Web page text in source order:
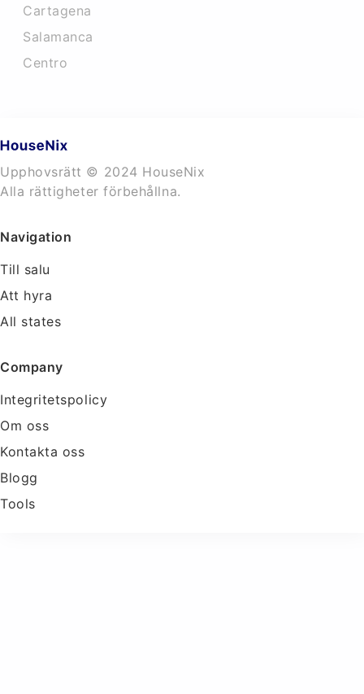
Cartagena
Salamanca
Centro
Upphovsrätt © 2024 HouseNix
Alla rättigheter förbehållna.
Navigation
Till salu
Att hyra
All states
Company
Integritetspolicy
Om oss
Kontakta oss
Blogg
Tools